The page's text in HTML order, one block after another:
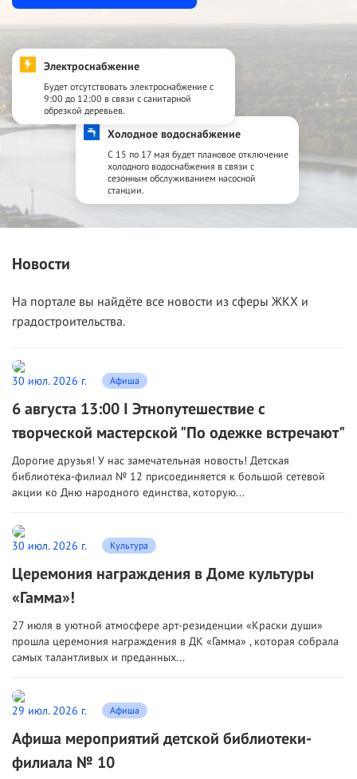
Электроснабжение
Будет отсутствовать электроснабжение с
9:00 до 12:00 в связи с санитарной
обрезкой деревьев.
Холодное водоснабжение
С 15 по 17 мая будет плановое отключение
холодного водоснабжения в связи с
сезонным обслуживанием насосной
станции.
Новости
На портале вы найдёте все новости из сферы ЖКХ и
градостроительства.
30 июл. 2026 г. Афиша
6 августа 13:00 I Этнопутешествие с
творческой мастерской "По одежке встречают"
Дорогие друзья! У нас замечательная новость! Детская
библиотека-филиал № 12 присоединяется к большой сетевой
акции ко Дню народного единства, которую...
30 июл. 2026 г. Культура
Церемония награждения в Доме культуры
«Гамма»!
27 июля в уютной атмосфере арт-резиденции «Краски души»
прошла церемония награждения в ДК «Гамма» , которая собрала
самых талантливых и преданных...
29 июл. 2026 г. Афиша
Афиша мероприятий детской библиотеки-
филиала № 10